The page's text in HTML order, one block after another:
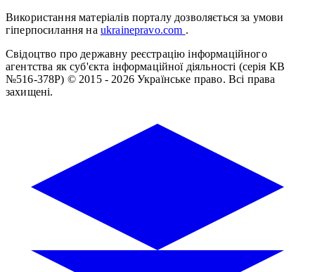
Використання матеріалів порталу дозволяється за умови
гіперпосилання на ukrainepravo.com .
Свідоцтво про державну реєстрацію інформаційного
агентства як суб'єкта інформаційної діяльності (серія КВ
№516-378Р) © 2015 - 2026 Українське право. Всі права
захищені.